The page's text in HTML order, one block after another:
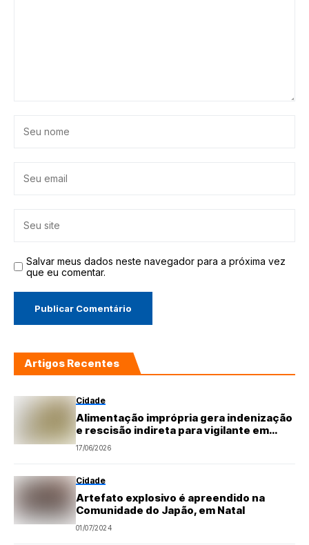
Salvar meus dados neste navegador para a próxima vez
que eu comentar.
Artigos Recentes
Cidade
Alimentação imprópria gera indenização
e rescisão indireta para vigilante em
decisão do TRT-GO
17/06/2026
Cidade
Artefato explosivo é apreendido na
Comunidade do Japão, em Natal
01/07/2024